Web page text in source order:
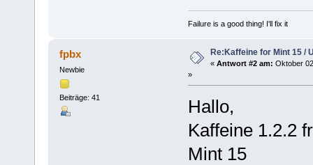
Failure is a good thing! I'll fix it
fpbx
Newbie
Beiträge: 41
Re:Kaffeine for Mint 15 /
« Antwort #2 am: Oktober
»
Hallo,
Kaffeine 1.2.2
Mint 15